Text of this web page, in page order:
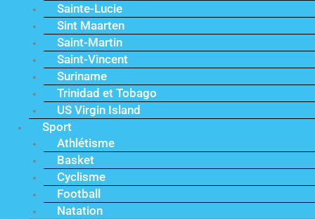
Sainte-Lucie
Sint Maarten
Saint-Martin
Saint-Vincent
Suriname
Trinidad et Tobago
US Virgin Island
Sport
Athlétisme
Basket
Cyclisme
Football
Natation